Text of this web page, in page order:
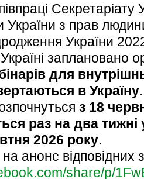
Секретаріату
України з прав
України
заплановано
для
в Україну.
з 18
раз на два тижні
2026 року.
відповідних
share/p/